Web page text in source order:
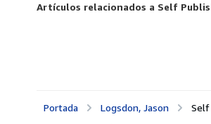
Artículos relacionados a Self
Portada Logsdon, Jason Self